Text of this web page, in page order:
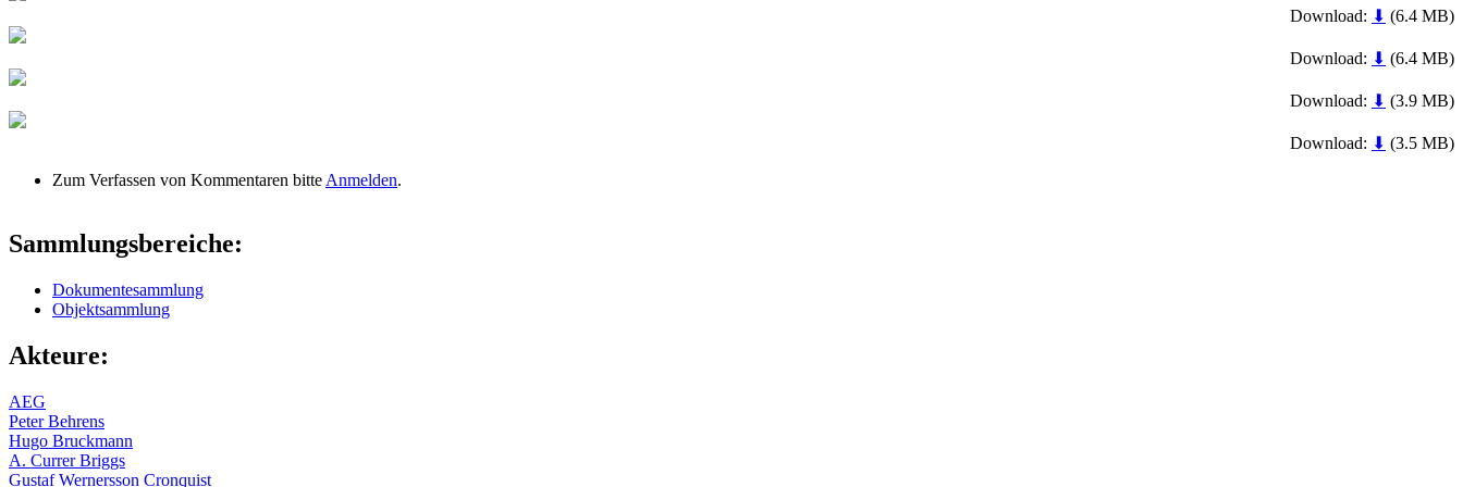
Download: ⬇ (6.4 MB)
Download: ⬇ (6.4 MB)
Download: ⬇ (3.9 MB)
Download: ⬇ (3.5 MB)
Zum Verfassen von Kommentaren bitte Anmelden.
Sammlungsbereiche:
Dokumentesammlung
Objektsammlung
Akteure:
AEG
Peter Behrens
Hugo Bruckmann
A. Currer Briggs
Gustaf Wernersson Cronquist